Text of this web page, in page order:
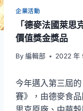
企業活動
「德麥法國萊
價值獎金獎品
By 編輯部 2022 年
今年邁入第三屆
賽》，由德麥食